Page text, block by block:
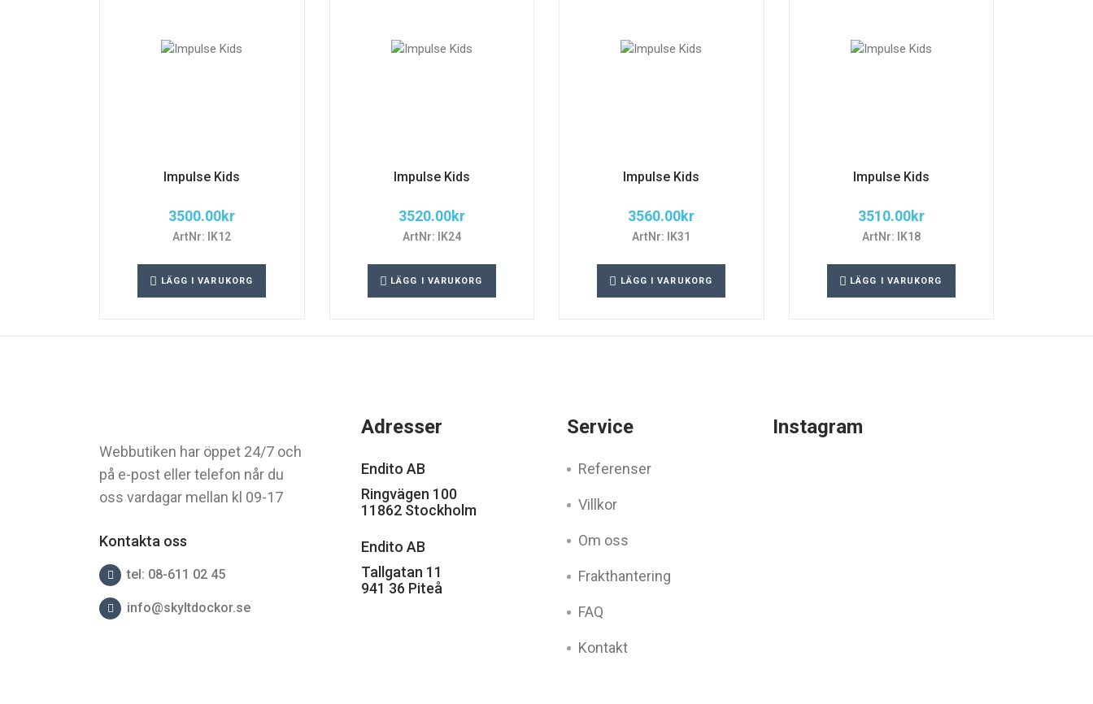
Impulse Kids
3500.00kr
ArtNr: IK12
LÄGG I VARUKORG
Impulse Kids
3520.00kr
ArtNr: IK24
LÄGG I VARUKORG
Impulse Kids
3560.00kr
ArtNr: IK31
LÄGG I VARUKORG
Impulse Kids
3510.00kr
ArtNr: IK18
LÄGG I VARUKORG
Webbutiken har öppet 24/7 och
på e-post eller telefon når du
oss vardagar mellan kl 09-17
Kontakta oss
tel: 08-611 02 45
info@skyltdockor.se
Adresser
Endito AB
Ringvägen 100
11862 Stockholm
Endito AB
Tallgatan 11
941 36 Piteå
Service
Referenser
Villkor
Om oss
Frakthantering
FAQ
Kontakt
Instagram